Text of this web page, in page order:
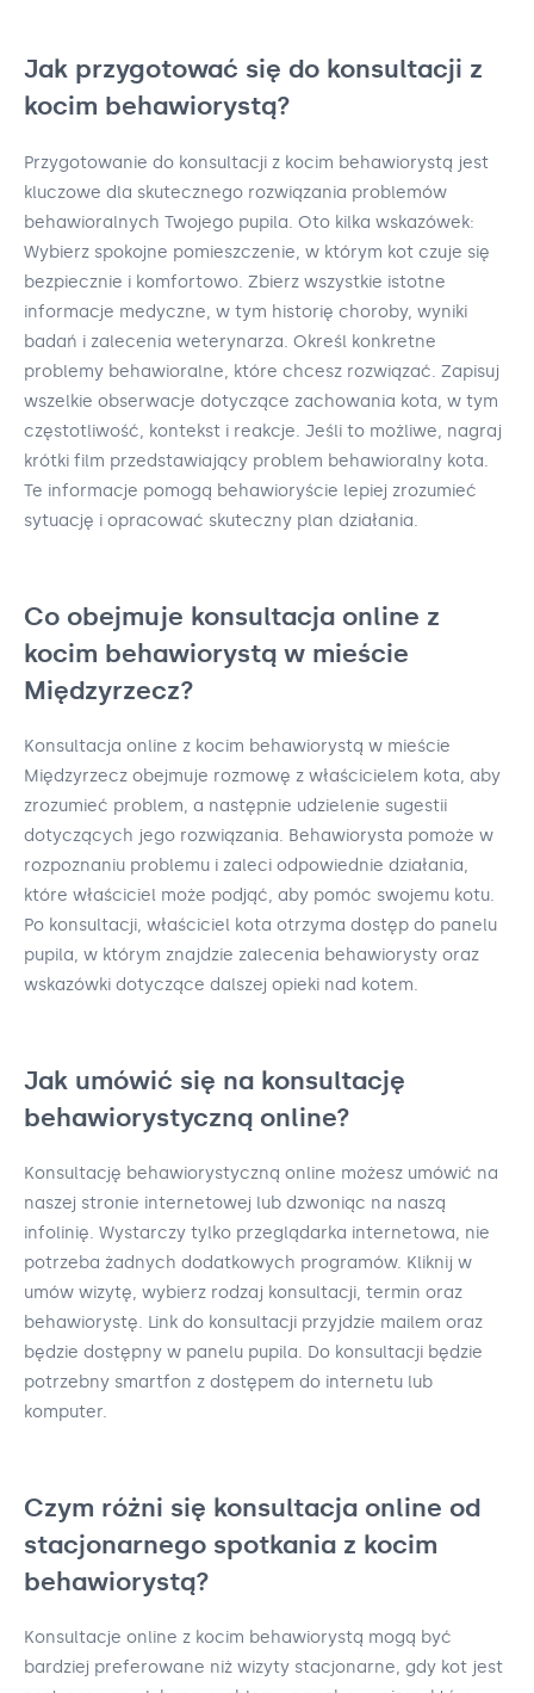
Jak przygotować się do konsultacji z
kocim behawiorystą?
Przygotowanie do konsultacji z kocim behawiorystą jest
kluczowe dla skutecznego rozwiązania problemów
behawioralnych Twojego pupila. Oto kilka wskazówek:
Wybierz spokojne pomieszczenie, w którym kot czuje się
bezpiecznie i komfortowo. Zbierz wszystkie istotne
informacje medyczne, w tym historię choroby, wyniki
badań i zalecenia weterynarza. Określ konkretne
problemy behawioralne, które chcesz rozwiązać. Zapisuj
wszelkie obserwacje dotyczące zachowania kota, w tym
częstotliwość, kontekst i reakcje. Jeśli to możliwe, nagraj
krótki film przedstawiający problem behawioralny kota.
Te informacje pomogą behawioryście lepiej zrozumieć
sytuację i opracować skuteczny plan działania.
Co obejmuje konsultacja online z
kocim behawiorystą w mieście
Międzyrzecz?
Konsultacja online z kocim behawiorystą w mieście
Międzyrzecz obejmuje rozmowę z właścicielem kota, aby
zrozumieć problem, a następnie udzielenie sugestii
dotyczących jego rozwiązania. Behawiorysta pomoże w
rozpoznaniu problemu i zaleci odpowiednie działania,
które właściciel może podjąć, aby pomóc swojemu kotu.
Po konsultacji, właściciel kota otrzyma dostęp do panelu
pupila, w którym znajdzie zalecenia behawiorysty oraz
wskazówki dotyczące dalszej opieki nad kotem.
Jak umówić się na konsultację
behawiorystyczną online?
Konsultację behawiorystyczną online możesz umówić na
naszej stronie internetowej lub dzwoniąc na naszą
infolinię. Wystarczy tylko przeglądarka internetowa, nie
potrzeba żadnych dodatkowych programów. Kliknij w
umów wizytę, wybierz rodzaj konsultacji, termin oraz
behawiorystę. Link do konsultacji przyjdzie mailem oraz
będzie dostępny w panelu pupila. Do konsultacji będzie
potrzebny smartfon z dostępem do internetu lub
komputer.
Czym różni się konsultacja online od
stacjonarnego spotkania z kocim
behawiorystą?
Konsultacje online z kocim behawiorystą mogą być
bardziej preferowane niż wizyty stacjonarne, gdy kot jest